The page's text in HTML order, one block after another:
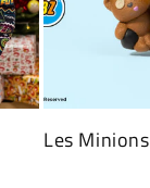
Les Minions